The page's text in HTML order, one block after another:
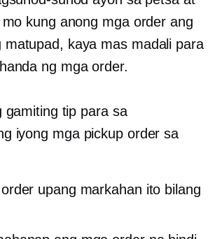
kung anong mga order ang
matupad, kaya mas madali para
ng mga order.
gamiting tip para sa
iyong mga pickup order sa
upang markahan ito bilang